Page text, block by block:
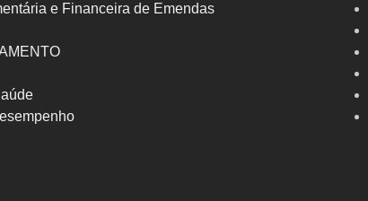
e Financeira de Emendas